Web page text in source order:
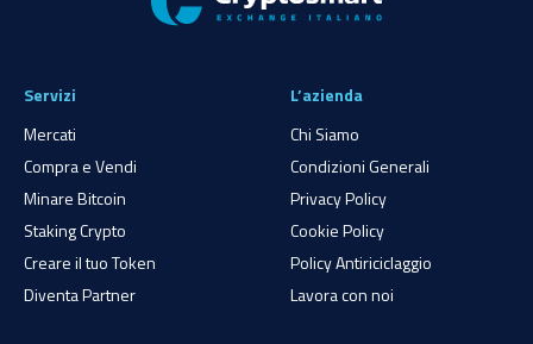
Servizi
Mercati
Compra e Vendi
Minare Bitcoin
Staking Crypto
Creare il tuo Token
Diventa Partner
L’azienda
Chi Siamo
Condizioni Generali
Privacy Policy
Cookie Policy
Policy Antiriciclaggio
Lavora con noi